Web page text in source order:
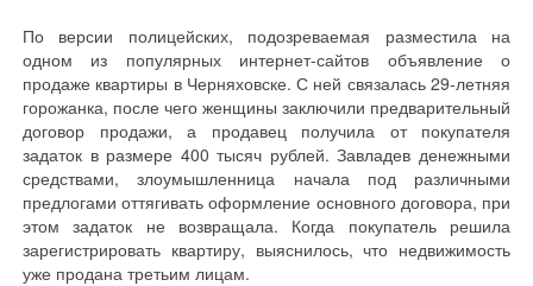
По версии полицейских, подозреваемая разместила на
одном из популярных интернет-сайтов объявление о
продаже квартиры в Черняховске. С ней связалась 29-летняя
горожанка, после чего женщины заключили предварительный
договор продажи, а продавец получила от покупателя
задаток в размере 400 тысяч рублей. Завладев денежными
средствами, злоумышленница начала под различными
предлогами оттягивать оформление основного договора, при
этом задаток не возвращала. Когда покупатель решила
зарегистрировать квартиру, выяснилось, что недвижимость
уже продана третьим лицам.